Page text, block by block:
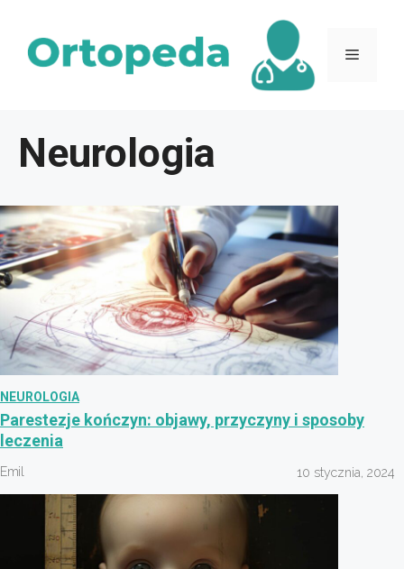
Menu
Neurologia
NEUROLOGIA
Parestezje kończyn: objawy, przyczyny i sposoby
leczenia
Emil 10 stycznia, 2024